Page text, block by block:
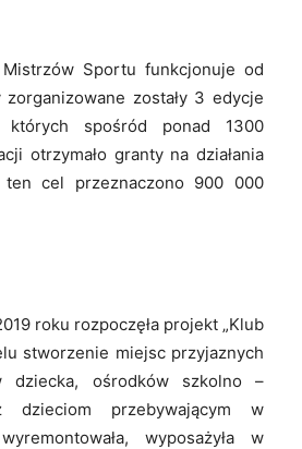
Mistrzów Sportu funkcjonuje od
zostały 3 edycje
spośród ponad 1300
otrzymało granty na działania
cel przeznaczono 900 000
roku rozpoczęła projekt „Klub
stworzenie miejsc przyjaznych
dziecka, ośrodków szkolno –
dzieciom przebywającym w
wyposażyła w